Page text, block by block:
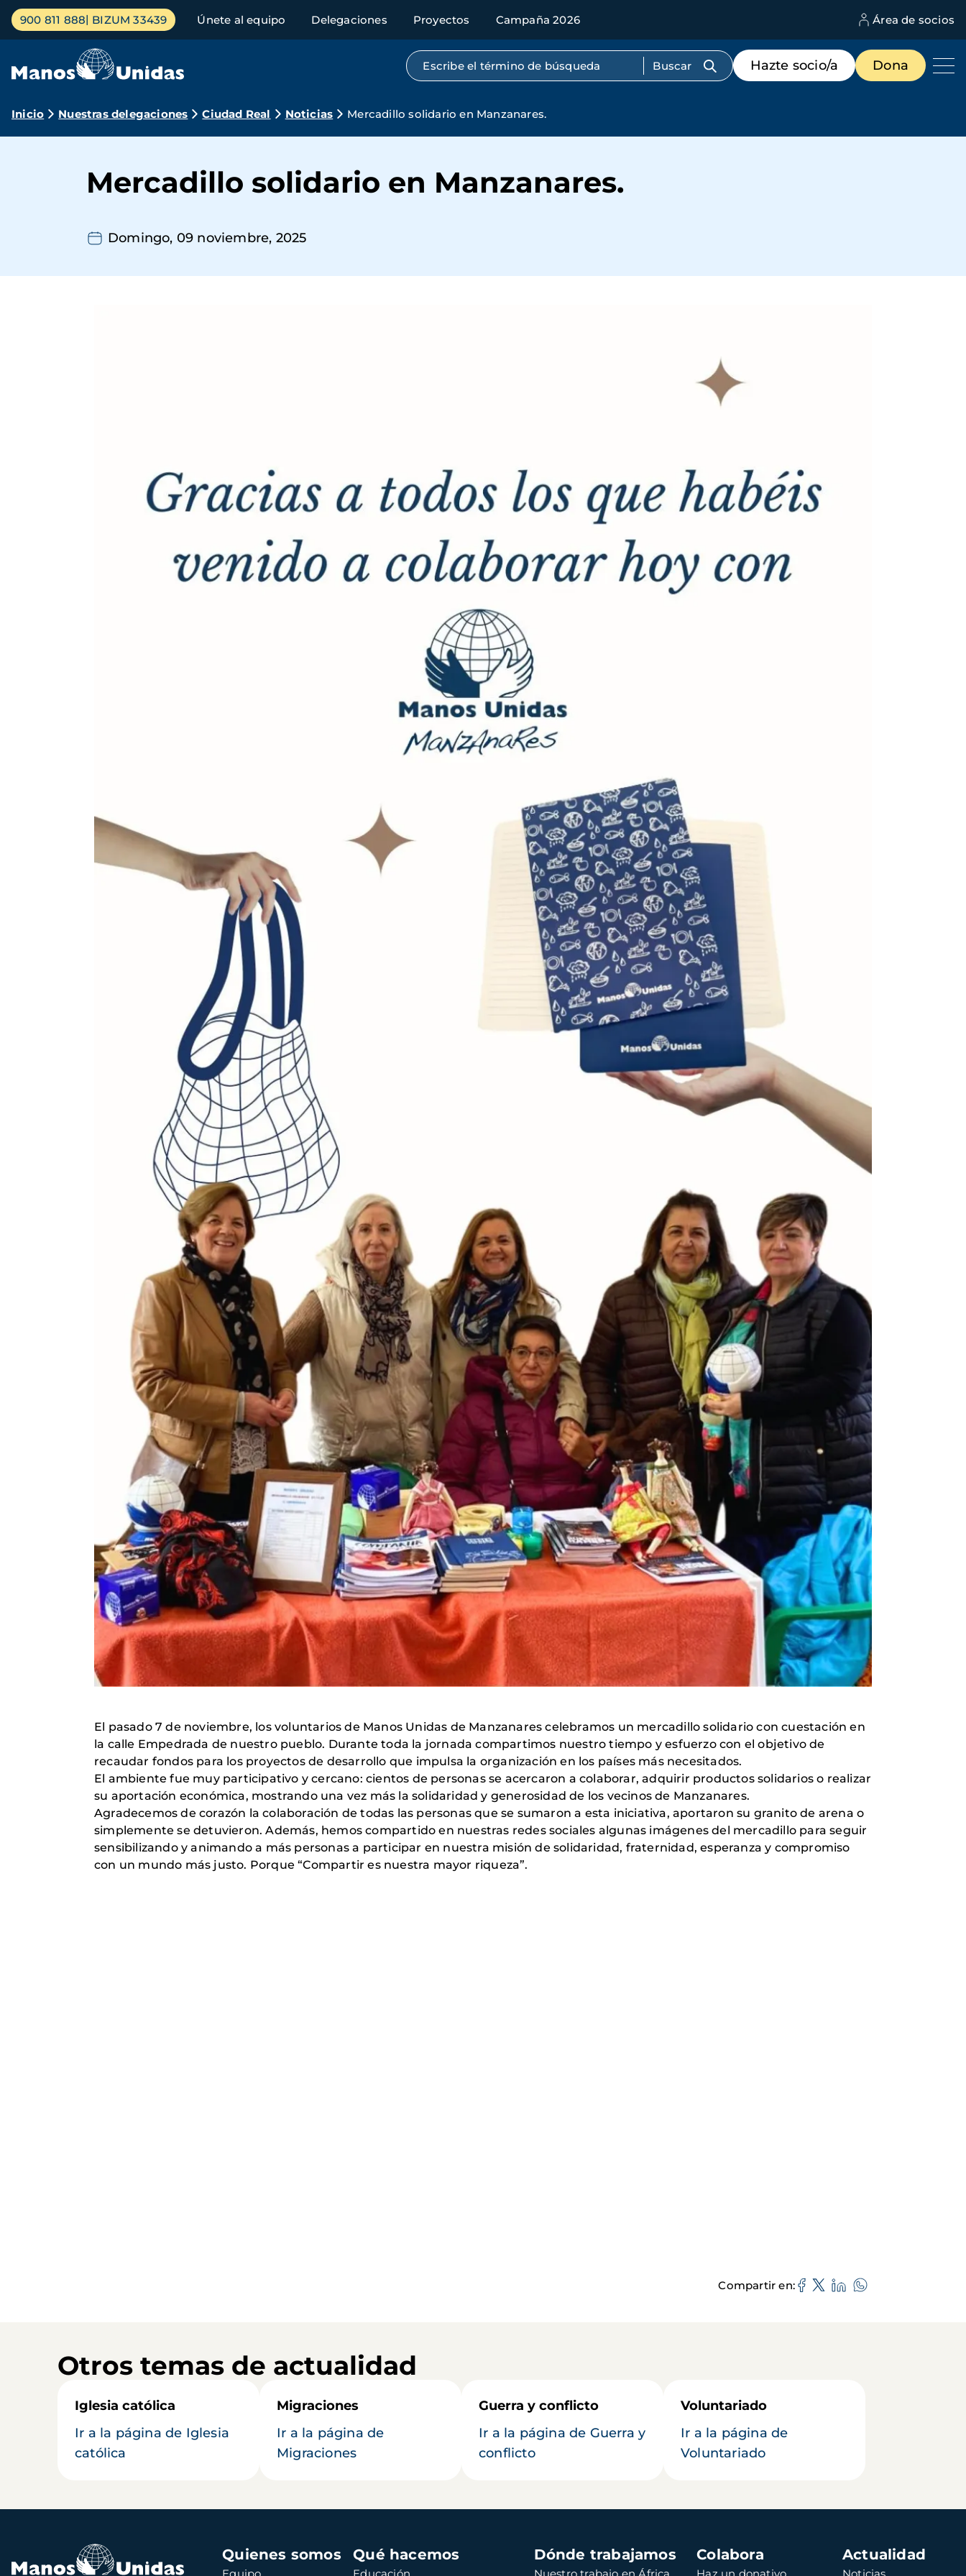
Pasar
contenido
Menú
principal
900 811 888 BIZUM 33439 Únete al equipo Delegaciones Proyectos Campaña 2026 Área de socios
Búsqueda por texto completo
Menú
de
destacados
Hazte socio/a Dona
Ruta
navegación
Inicio Nuestras delegaciones Ciudad Real Noticias Mercadillo solidario en Manzanares.
Mercadillo solidario en Manzanares.
Domingo, 09 noviembre, 2025
El pasado 7 de noviembre, los voluntarios de Manos Unidas de Manzanares celebramos un mercadillo solidario con cuestación en
la calle Empedrada de nuestro pueblo. Durante toda la jornada compartimos nuestro tiempo y esfuerzo con el objetivo de
recaudar fondos para los proyectos de desarrollo que impulsa la organización en los países más necesitados.
El ambiente fue muy participativo y cercano: cientos de personas se acercaron a colaborar, adquirir productos solidarios o realizar
su aportación económica, mostrando una vez más la solidaridad y generosidad de los vecinos de Manzanares.
Agradecemos de corazón la colaboración de todas las personas que se sumaron a esta iniciativa, aportaron su granito de arena o
simplemente se detuvieron. Además, hemos compartido en nuestras redes sociales algunas imágenes del mercadillo para seguir
sensibilizando y animando a más personas a participar en nuestra misión de solidaridad, fraternidad, esperanza y compromiso
con un mundo más justo. Porque “Compartir es nuestra mayor riqueza”.
Compartir en
Otros temas de actualidad
Iglesia católica
Ir a la página de Iglesia
católica
Migraciones
Ir a la página de
Migraciones
Guerra y conflicto
Ir a la página de Guerra y
conflicto
Voluntariado
Ir a la página de
Voluntariado
Navegación
principal
Quienes somos Qué hacemos Dónde trabajamos Colabora Actualidad